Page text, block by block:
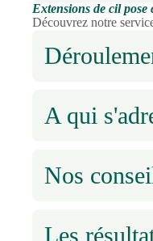
Extensions de cil pose
Découvrez notre
A qui
Nos
Les